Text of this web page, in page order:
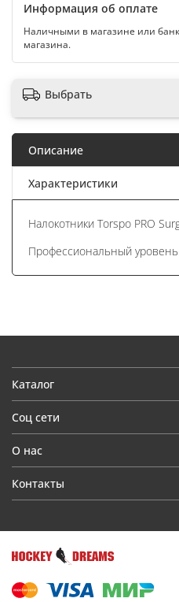
Информация об оплате
Наличными в магазине или
магазина.
Выбрать
Описание
Характеристики
Налокотники Torspo PRO
Профессиональный
Каталог
Соц сети
О нас
Контакты